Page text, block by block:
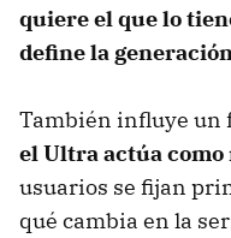
quiere el que lo
define la
También influye un
el Ultra actúa
usuarios se fijan
qué cambia en la